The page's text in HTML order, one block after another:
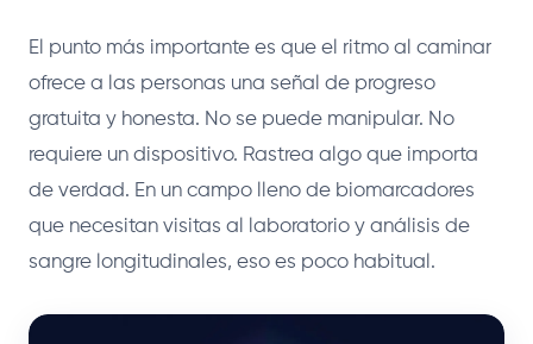
El punto más importante es que el ritmo al caminar
ofrece a las personas una señal de progreso
gratuita y honesta. No se puede manipular. No
requiere un dispositivo. Rastrea algo que importa
de verdad. En un campo lleno de biomarcadores
que necesitan visitas al laboratorio y análisis de
sangre longitudinales, eso es poco habitual.